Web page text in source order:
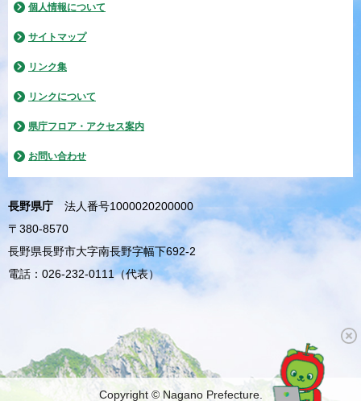
個人情報について
サイトマップ
リンク集
リンクについて
県庁フロア・アクセス案内
お問い合わせ
長野県庁
法人番号1000020200000
〒380-8570
長野県長野市大字南長野字幅下692-2
電話：026-232-0111（代表）
Copyright © Nagano Prefecture.